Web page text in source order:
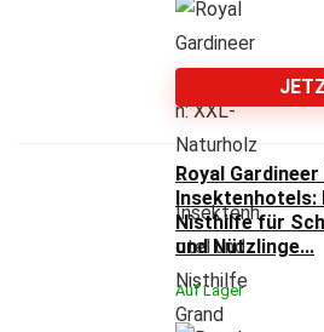
Royal
Nisthilfe für
und Nützlinge...
Auf Lager